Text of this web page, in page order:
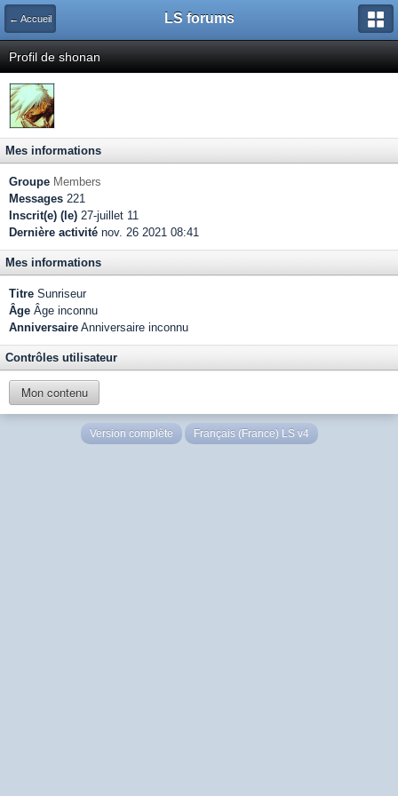
← Accueil LS forums
Profil de shonan
Mes informations
Groupe Members
Messages 221
Inscrit(e) (le) 27-juillet 11
Dernière activité nov. 26 2021 08:41
Mes informations
Titre Sunriseur
Âge Âge inconnu
Anniversaire Anniversaire inconnu
Contrôles utilisateur
Mon contenu
Version complète Français (France) LS v4